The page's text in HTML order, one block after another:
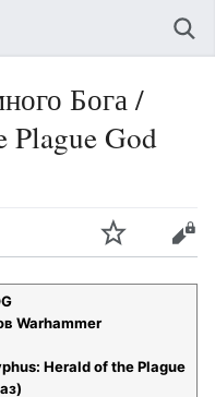
Бога /
Plague God
Warhammer
Herald of the Plague